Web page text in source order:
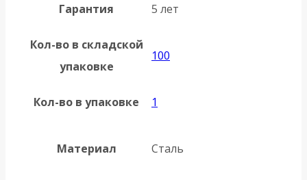
Гарантия 5 лет
Кол-во в складской
упаковке
100
Кол-во в упаковке 1
Материал Сталь